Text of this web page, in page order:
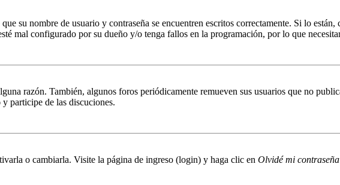
su nombre de usuario y contraseña se encuentren escritos correctamente. Si lo
mal configurado por su dueño y/o tenga fallos en la programación, por lo que
razón. También, algunos foros periódicamente remueven sus usuarios que no
participe de las discuciones.
o cambiarla. Visite la página de ingreso (login) y haga clic en Olvidé mi contraseña